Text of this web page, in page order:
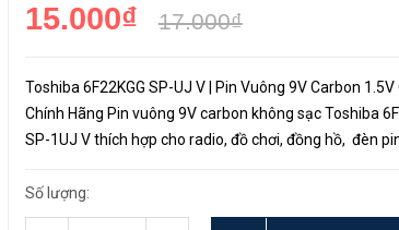
15.000₫ 17.000₫
Toshiba 6F22KGG SP-UJ V | Pin Vuông 9V Carbon 1.5V
Chính Hãng Pin vuông 9V carbon không sạc Toshiba
SP-1UJ V thích hợp cho radio, đồ chơi, đồng hồ, đèn
Số lượng: